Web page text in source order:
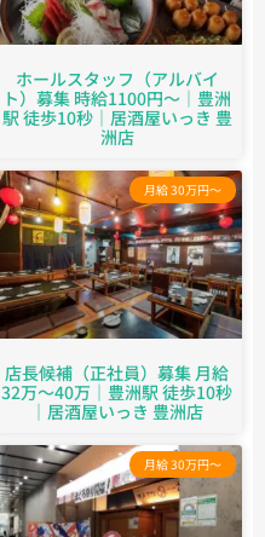
ホールスタッフ（アルバイ
ト）募集 時給1100円～｜豊洲
駅 徒歩10秒｜居酒屋いっき 豊
洲店
月給 30万円～
店長候補（正社員）募集 月給
32万～40万｜豊洲駅 徒歩10秒
｜居酒屋いっき 豊洲店
月給 30万円～